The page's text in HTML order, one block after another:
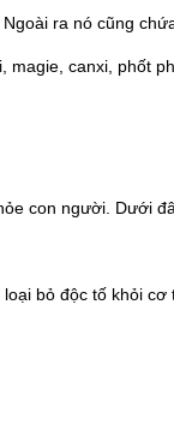
ra nó cũng
canxi, phốt
con người. Dưới
bỏ độc tố khỏi cơ